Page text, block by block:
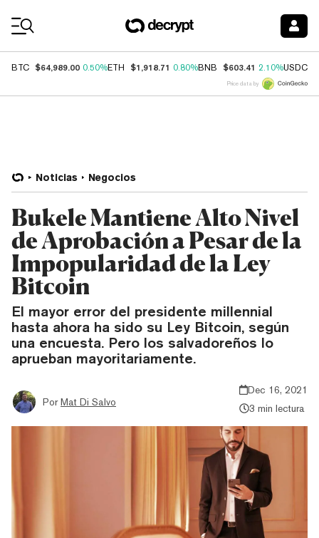
BTC $64,989.00 0.50%ETH $1,918.71 0.80%BNB $603.41 2.10%USDC
Price data by
Noticias Negocios
Bukele Mantiene Alto Nivel
de Aprobación a Pesar de la
Impopularidad de la Ley
Bitcoin
El mayor error del presidente millennial
hasta ahora ha sido su Ley Bitcoin, según
una encuesta. Pero los salvadoreños lo
aprueban mayoritariamente.
Por Mat Di Salvo
Dec 16, 2021
3 min lectura